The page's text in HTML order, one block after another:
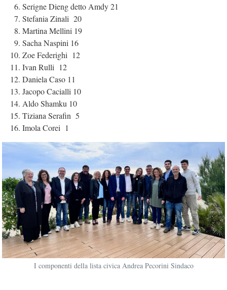
Serigne Dieng detto Amdy 21
Stefania Zinali 20
Martina Mellini 19
Sacha Naspini 16
Zoe Federighi 12
Ivan Rulli 12
Daniela Caso 11
Jacopo Cacialli 10
Aldo Shamku 10
Tiziana Serafin 5
Imola Corei 1
I componenti della lista civica Andrea Pecorini Sindaco